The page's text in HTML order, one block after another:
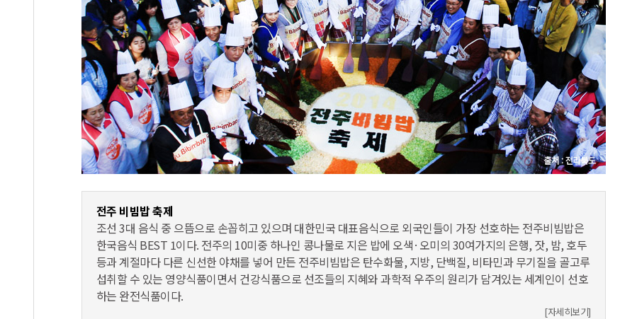
전주 비빔밥 축제
조선 3대 음식 중 으뜸으로 손꼽히고 있으며 대한민국 대표음식으로 외국인들이 가장 선호하는 전주비빔밥은
한국음식 BEST 1이다. 전주의 10미중 하나인 콩나물로 지은 밥에 오색·오미의 30여가지의 은행, 잣, 밤, 호두
등과 계절마다 다른 신선한 야채를 넣어 만든 전주비빔밥은 탄수화물, 지방, 단백질, 비타민과 무기질을 골고루
섭취할 수 있는 영양식품이면서 건강식품으로 선조들의 지혜와 과학적 우주의 원리가 담겨있는 세계인이 선호
하는 완전식품이다.
[자세히보기]